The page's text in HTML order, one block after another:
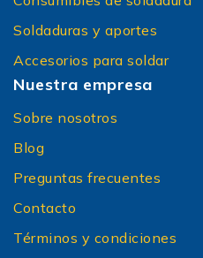
Soldaduras y aportes
Accesorios para soldar
Nuestra empresa
Sobre nosotros
Blog
Preguntas frecuentes
Contacto
Términos y condiciones